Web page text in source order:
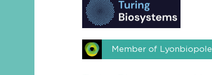
Member of Lyonbiopole